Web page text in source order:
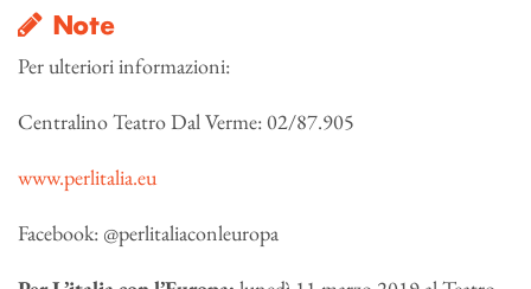
Note
Per ulteriori informazioni:
Centralino Teatro Dal Verme: 02/87.905
www.perlitalia.eu
Facebook: @perlitaliaconleuropa